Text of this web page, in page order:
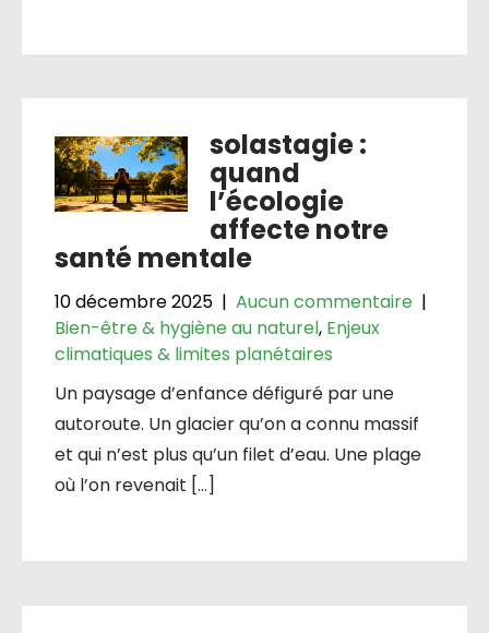
solastagie :
quand
l’écologie
affecte notre
santé mentale
10 décembre 2025 | Aucun commentaire |
Bien-être & hygiène au naturel, Enjeux
climatiques & limites planétaires
Un paysage d’enfance défiguré par une
autoroute. Un glacier qu’on a connu massif
et qui n’est plus qu’un filet d’eau. Une plage
où l’on revenait […]